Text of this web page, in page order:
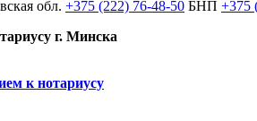
обл. +375 (222) 76-48-50 БНП +375
г. Минска
к нотариусу